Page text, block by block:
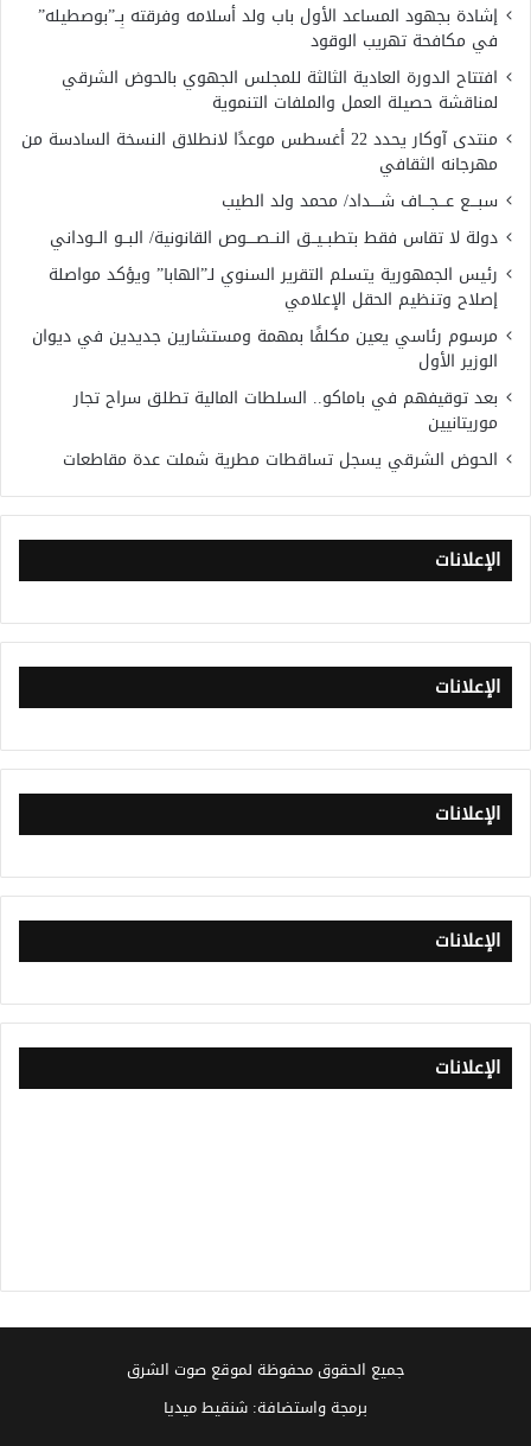
إشادة بجهود المساعد الأول باب ولد أسلامه وفرقته بِــ”بوصطيله”
في مكافحة تهريب الوقود
افتتاح الدورة العادية الثالثة للمجلس الجهوي بالحوض الشرقي
لمناقشة حصيلة العمل والملفات التنموية
منتدى آوكار يحدد 22 أغسطس موعدًا لانطلاق النسخة السادسة من
مهرجانه الثقافي
سبـــع عـــجـــاف شــــداد/ محمد ولد الطيب
دولة لا تقاس فقط بتطبــيــق النــصــــوص القانونية/ البــو الــوداني
رئيس الجمهورية يتسلم التقرير السنوي لـ”الهابا” ويؤكد مواصلة
إصلاح وتنظيم الحقل الإعلامي
مرسوم رئاسي يعين مكلفًا بمهمة ومستشارين جديدين في ديوان
الوزير الأول
بعد توقيفهم في باماكو.. السلطات المالية تطلق سراح تجار
موريتانيين
الحوض الشرقي يسجل تساقطات مطرية شملت عدة مقاطعات
الإعلانات
الإعلانات
الإعلانات
الإعلانات
الإعلانات
جميع الحقوق محفوظة لموقع صوت الشرق
برمجة واستضافة: شنقيط ميديا